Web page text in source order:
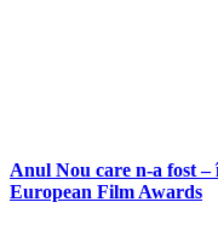
Anul Nou care n-a fost
European Film Awards